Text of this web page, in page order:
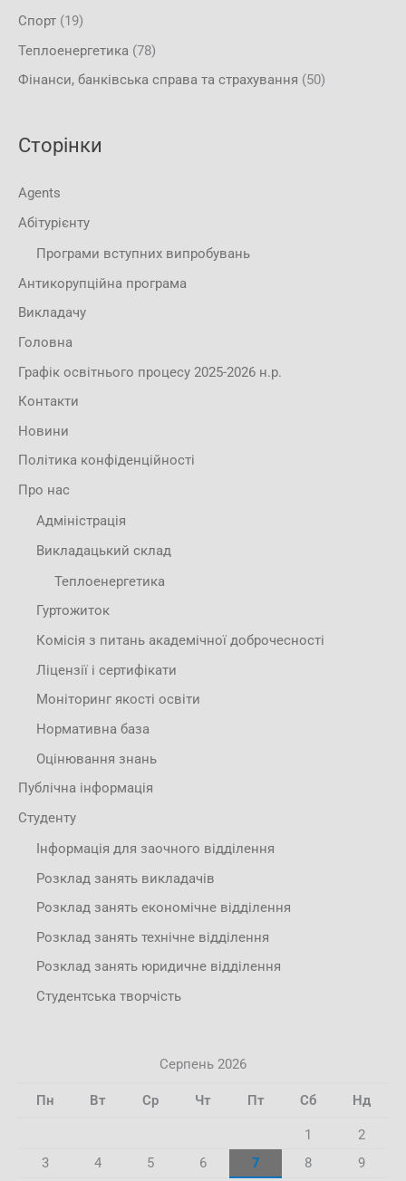
Спорт (19)
Теплоенергетика (78)
Фінанси, банківська справа та страхування (50)
Сторінки
Agents
Абітурієнту
Програми вступних випробувань
Антикорупційна програма
Викладачу
Головна
Графік освітнього процесу 2025-2026 н.р.
Контакти
Новини
Політика конфіденційності
Про нас
Адміністрація
Викладацький склад
Теплоенергетика
Гуртожиток
Комісія з питань академічної доброчесності
Ліцензії і сертифікати
Моніторинг якості освіти
Нормативна база
Оцінювання знань
Публічна інформація
Студенту
Інформація для заочного відділення
Розклад занять викладачів
Розклад занять економічне відділення
Розклад занять технічне відділення
Розклад занять юридичне відділення
Студентська творчість
Серпень 2026
Пн Вт Ср Чт Пт Сб Нд
1
2
3
4 5 6 7 8
9